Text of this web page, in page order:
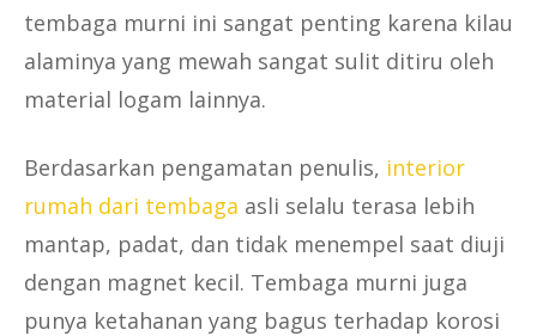
tembaga murni ini sangat penting karena kilau
alaminya yang mewah sangat sulit ditiru oleh
material logam lainnya.
Berdasarkan pengamatan penulis, interior
rumah dari tembaga asli selalu terasa lebih
mantap, padat, dan tidak menempel saat diuji
dengan magnet kecil. Tembaga murni juga
punya ketahanan yang bagus terhadap korosi